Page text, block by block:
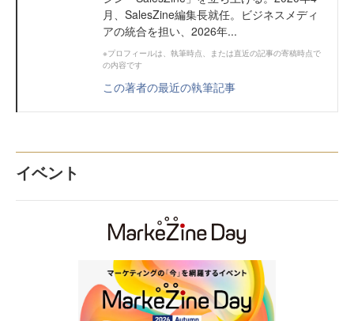
月、SalesZine編集長就任。ビジネスメディ
アの統合を担い、2026年...
※プロフィールは、執筆時点、または直近の記事の寄稿時点で
の内容です
この著者の最近の執筆記事
イベント